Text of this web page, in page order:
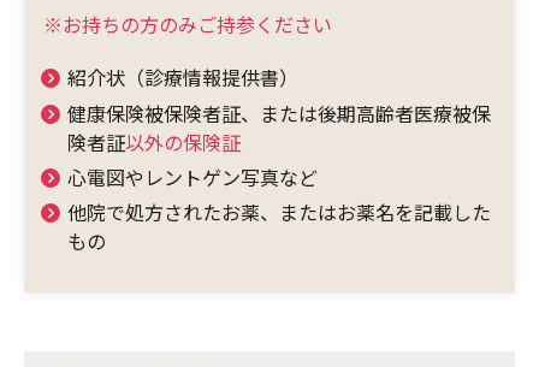
※お持ちの方のみご持参ください
紹介状（診療情報提供書）
健康保険被保険者証、または後期高齢者医療被保
険者証以外の保険証
心電図やレントゲン写真など
他院で処方されたお薬、またはお薬名を記載した
もの